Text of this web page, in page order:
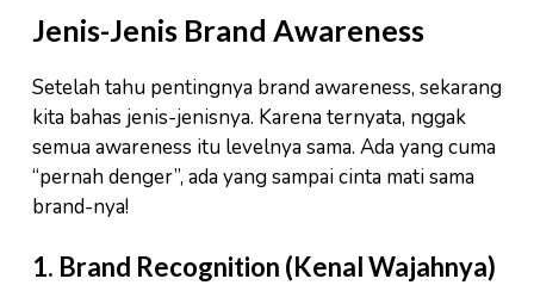
Jenis-Jenis Brand Awareness
Setelah tahu pentingnya brand awareness, sekarang
kita bahas jenis-jenisnya. Karena ternyata, nggak
semua awareness itu levelnya sama. Ada yang cuma
“pernah denger”, ada yang sampai cinta mati sama
brand-nya!
1. Brand Recognition (Kenal Wajahnya)